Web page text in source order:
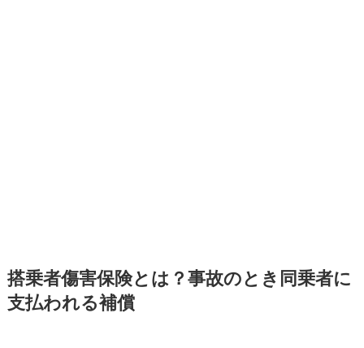
搭乗者傷害保険とは？事故のとき同乗者に
支払われる補償